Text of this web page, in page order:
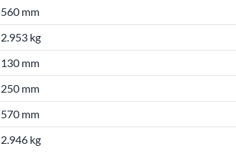
560 mm
2.953 kg
130 mm
250 mm
570 mm
2.946 kg